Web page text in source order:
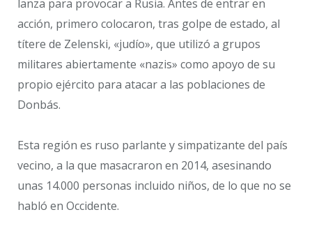
lanza para provocar a Rusia. Antes de entrar en
acción, primero colocaron, tras golpe de estado, al
títere de Zelenski, «judío», que utilizó a grupos
militares abiertamente «nazis» como apoyo de su
propio ejército para atacar a las poblaciones de
Donbás.
Esta región es ruso parlante y simpatizante del país
vecino, a la que masacraron en 2014, asesinando
unas 14.000 personas incluido niños, de lo que no se
habló en Occidente.